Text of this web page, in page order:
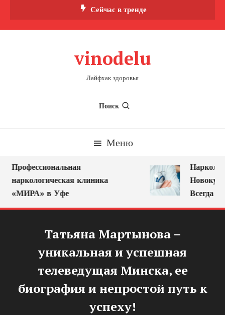
Сейчас в тренде
vinodelu
Лайфхак здоровья
Поиск
Меню
Профессиональная
наркологическая клиника
«МИРА» в Уфе
Всегда
Татьяна Мартынова –
уникальная и успешная
телеведущая Минска, ее
биография и непростой путь к
успеху!